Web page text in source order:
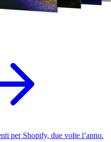
per Shopify, due volte l’anno.